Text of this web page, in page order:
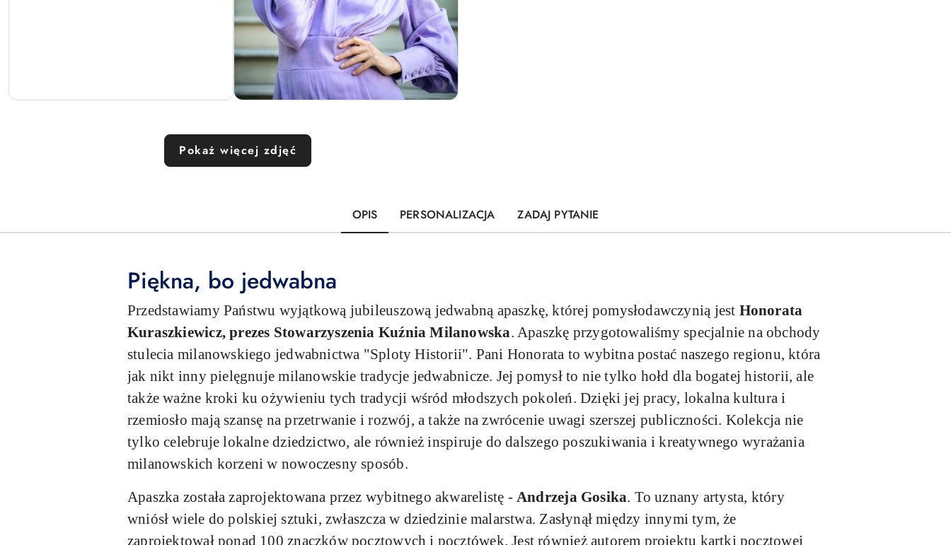
Pokaż więcej zdjęć
OPIS PERSONALIZACJA ZADAJ PYTANIE
Piękna, bo jedwabna
Przedstawiamy Państwu wyjątkową jubileuszową jedwabną apaszkę, której pomysłodawczynią jest Honorata
Kuraszkiewicz, prezes Stowarzyszenia Kuźnia Milanowska. Apaszkę przygotowaliśmy specjalnie na obchody
stulecia milanowskiego jedwabnictwa "Sploty Historii". Pani Honorata to wybitna postać naszego regionu, która
jak nikt inny pielęgnuje milanowskie tradycje jedwabnicze. Jej pomysł to nie tylko hołd dla bogatej historii, ale
także ważne kroki ku ożywieniu tych tradycji wśród młodszych pokoleń. Dzięki jej pracy, lokalna kultura i
rzemiosło mają szansę na przetrwanie i rozwój, a także na zwrócenie uwagi szerszej publiczności. Kolekcja nie
tylko celebruje lokalne dziedzictwo, ale również inspiruje do dalszego poszukiwania i kreatywnego wyrażania
milanowskich korzeni w nowoczesny sposób.
Apaszka została zaprojektowana przez wybitnego akwarelistę -Andrzeja Gosika. To uznany artysta, który
wniósł wiele do polskiej sztuki, zwłaszcza w dziedzinie malarstwa. Zasłynął między innymi tym, że
zaprojektował ponad 100 znaczków pocztowych i pocztówek. Jest również autorem projektu kartki pocztowej